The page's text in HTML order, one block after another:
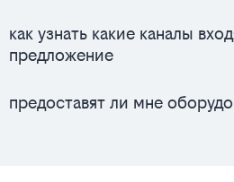
как узнать какие каналы
предложение
предоставят ли мне